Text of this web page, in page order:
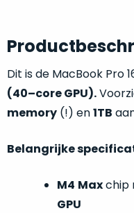
Dit is de MacBook Pro
(40–core GPU).
memory (!) en1TB
Belangrijke
M4 Maxchip
GPU
nieuw
nauwelijks
gebruikt,
maximaal
product
basis
van
echte
je
hier
labels.
Onze
favoriet